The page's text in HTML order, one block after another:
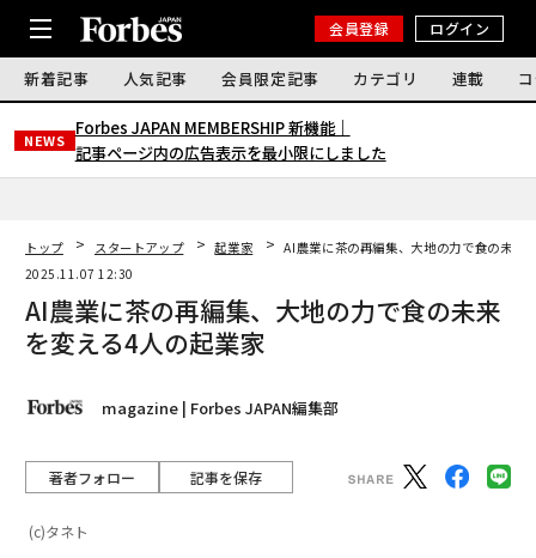
会員登録 ログイン
新着記事 人気記事 会員限定記事 カテゴリ 連載
NEWS
Forbes JAPAN MEMBERSHIP 新機能｜
記事ページ内の広告表示を最小限にしました
トップ スタートアップ 起業家
AI農業に茶の再編集、大地の力で食の未来
2025.11.07 12:30
AI農業に茶の再編集、大地の力で食の未来
を変える4人の起業家
magazine | Forbes JAPAN編集部
著者フォロー 記事を保存
(c)タネト